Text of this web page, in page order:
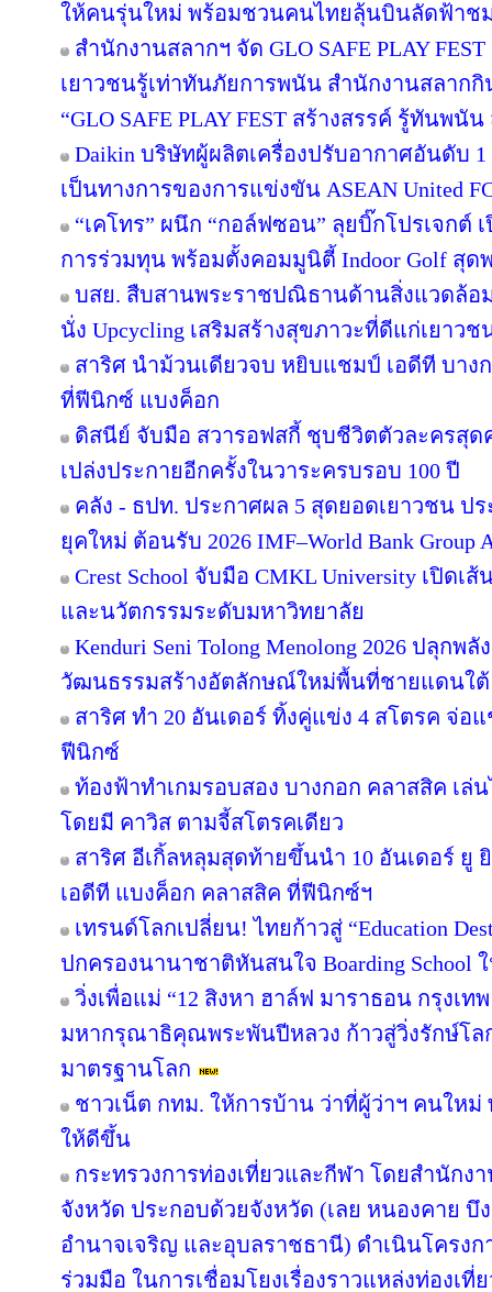
ให้คนรุ่นใหม่ พร้อมชวนคนไทยลุ้นบินลัดฟ้าชม
สำนักงานสลากฯ จัด GLO SAFE PLAY
เยาวชนรู้เท่าทันภัยการพนัน สำนักงานสลาก
“GLO SAFE PLAY FEST สร้างสรรค์ รู้ทันพนั
Daikin บริษัทผู้ผลิตเครื่องปรับอากาศอันดับ
เป็นทางการของการแข่งขัน ASEAN United
“เคโทร” ผนึก “กอล์ฟซอน” ลุยบิ๊กโปรเจกต์
การร่วมทุน พร้อมตั้งคอมมูนิตี้ Indoor Golf สุด
บสย. สืบสานพระราชปณิธานด้านสิ่งแวดล้อ
นั่ง Upcycling เสริมสร้างสุขภาวะที่ดีแก่เยาวช
สาริศ นำม้วนเดียวจบ หยิบแชมป์ เอดีที บาง
ที่ฟีนิกซ์ แบงค็อก
ดิสนีย์ จับมือ สวารอฟสกี้ ชุบชีวิตตัวละครสุด
เปล่งประกายอีกครั้งในวาระครบรอบ 100 ปี
คลัง - ธปท. ประกาศผล 5 สุดยอดเยาวชน ป
ยุคใหม่ ต้อนรับ 2026 IMF–World Bank Group
Crest School จับมือ CMKL University เปิด
และนวัตกรรมระดับมหาวิทยาลัย
Kenduri Seni Tolong Menolong 2026 ปลุก
วัฒนธรรมสร้างอัตลักษณ์ใหม่พื้นที่ชายแดนใต้
สาริศ ทำ 20 อันเดอร์ ทิ้งคู่แข่ง 4 สโตรค จ่
ฟีนิกซ์
ท้องฟ้าทำเกมรอบสอง บางกอก คลาสสิค เล่
โดยมี คาวิส ตามจี้สโตรคเดียว
สาริศ อีเกิ้ลหลุมสุดท้ายขึ้นนำ 10 อันเดอร์ ยู
เอดีที แบงค็อก คลาสสิค ที่ฟีนิกซ์ฯ
เทรนด์โลกเปลี่ยน! ไทยก้าวสู่ “Education
ปกครองนานาชาติหันสนใจ Boarding School
วิ่งเพื่อแม่ “12 สิงหา ฮาล์ฟ มาราธอน กรุงเท
มหากรุณาธิคุณพระพันปีหลวง ก้าวสู่วิ่งรักษ์โ
มาตรฐานโลก
ชาวเน็ต กทม. ให้การบ้าน ว่าที่ผู้ว่าฯ คนให
ให้ดีขึ้น
กระทรวงการท่องเที่ยวและกีฬา โดยสำนักง
จังหวัด ประกอบด้วยจังหวัด (เลย หนองคาย
อำนาจเจริญ และอุบลราชธานี) ดำเนินโครง
ร่วมมือ ในการเชื่อมโยงเรื่องราวแหล่งท่องเที่